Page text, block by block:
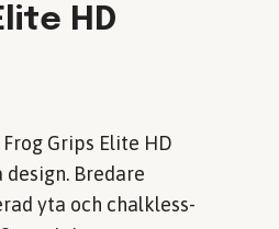
HD
Grips Elite HD
design. Bredare
yta och chalkless-